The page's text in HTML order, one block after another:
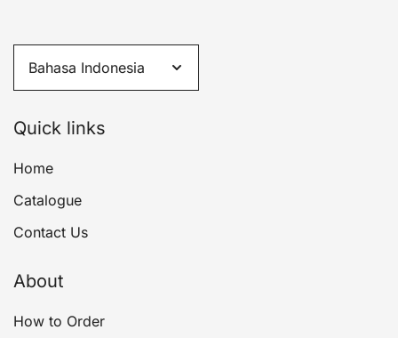
Quick links
Home
Catalogue
Contact Us
About
How to Order